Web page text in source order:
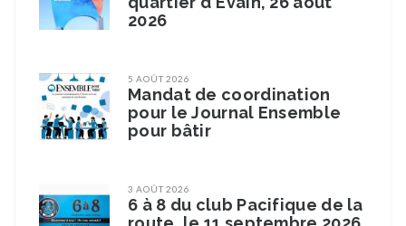
2026
5 AOÛT 2026
Mandat de coordination
pour le Journal Ensemble
pour bâtir
3 AOÛT 2026
6 à 8 du club Pacifique de la